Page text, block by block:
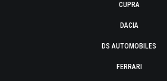
CUPRA
DACIA
DS AUTOMOBILES
FERRARI